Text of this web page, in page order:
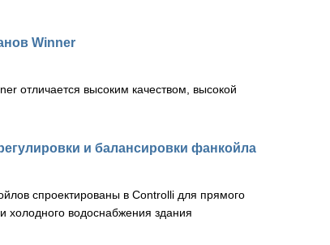
Winner
отличается высоким качеством, высокой
и балансировки фанкойла
спроектированы в Controlli для прямого
холодного водоснабжения здания